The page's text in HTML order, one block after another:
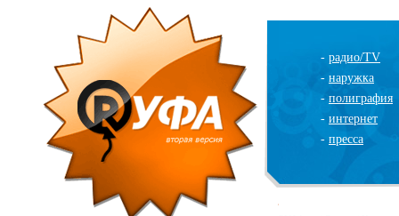
- радио/TV
- наружка
- полиграфия
- интернет
- пресса